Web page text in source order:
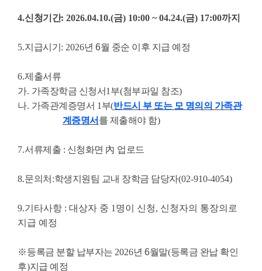
4.신청기간: 2026.04.10.(금) 10:00 ~ 04.24.(금) 17:00까지
5.지급시기 : 2026년 6월 중순 이후 지급 예정
6.제출서류
가. 가족장학금 신청서1 부(첨부파일 참조)
나. 가족관계증명서 1 부(반드시 부 또는 모 명의의 가족관
계증명서 를 제출해야 함)
7.서류제출 : 신청화면 內 업로드
8.문의처 :학생지원팀 교내 장학금 담당자(02-910-4054)
9.기타사항 : 대상자 중 1명이 신청, 신청자의 통장의로
지급 예정
※등록금 분할 납부자는 2026년 6월말(등록금 완납 확인
후)지급 예정